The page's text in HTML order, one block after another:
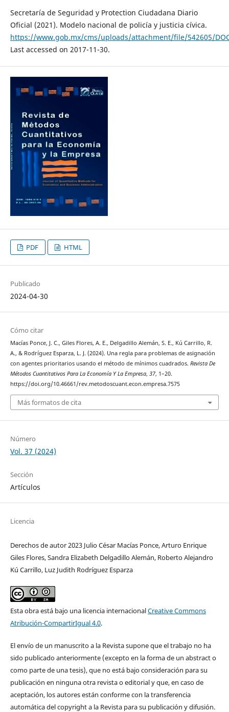
Secretaría de Seguridad y Protection Ciudadana Diario
Oficial (2021). Modelo nacional de policía y justicia cívica.
https://www.gob.mx/cms/uploads/attachment/file/542605/
Last accessed on 2017-11-30.
PDF HTML
Publicado
2024-04-30
Cómo citar
Macías Ponce, J. C., Giles Flores, A. E., Delgadillo Alemán, S. E., Kú Carrillo, R.
A., & Rodríguez Esparza, L. J. (2024). Una regla para problemas de asignación
con agentes prioritarios usando el método de mínimos cuadrados. Revista De
Métodos Cuantitativos Para La Economía Y La Empresa, 37, 1–20.
https://doi.org/10.46661/rev.metodoscuant.econ.empresa.7575
Más formatos de cita
Número
Vol. 37 (2024)
Sección
Artículos
Licencia
Derechos de autor 2023 Julio César Macías Ponce, Arturo Enrique
Giles Flores, Sandra Elizabeth Delgadillo Alemán, Roberto Alejandro
Kú Carrillo, Luz Judith Rodríguez Esparza
Esta obra está bajo una licencia internacionalCreative Commons
Atribución-CompartirIgual 4.0.
El envío de un manuscrito a la Revista supone que el trabajo no ha
sido publicado anteriormente (excepto en la forma de un abstract o
como parte de una tesis), que no está bajo consideración para su
publicación en ninguna otra revista o editorial y que, en caso de
aceptación, los autores están conforme con la transferencia
automática del copyright a la Revista para su publicación y difusión.